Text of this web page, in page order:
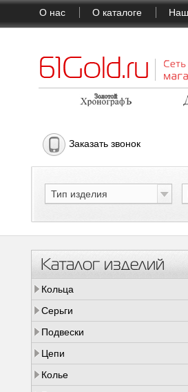
О нас О каталоге
Заказать звонок
Тип изделия
Каталог изделий
Кольца
Серьги
Подвески
Цепи
Колье